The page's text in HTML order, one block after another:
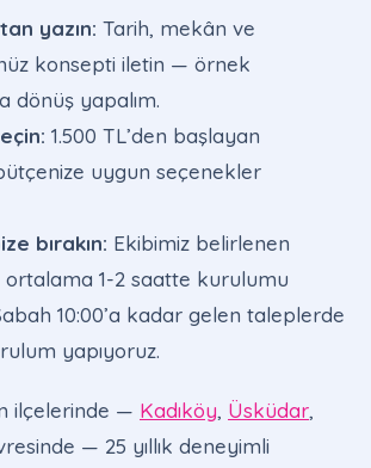
yazın: Tarih, mekân ve
konsepti iletin — örnek
dönüş yapalım.
1.500 TL’den başlayan
uygun seçenekler
bırakın: Ekibimiz belirlenen
1-2 saatte kurulumu
10:00’a kadar gelen taleplerde
yapıyoruz.
ilçelerinde — Kadıköy, Üsküdar,
— 25 yıllık deneyimli